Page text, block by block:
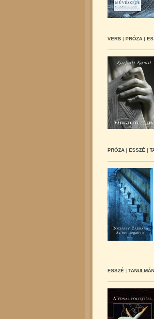
VERS | PRÓZA |
PRÓZA | ESSZÉ |
ESSZÉ |